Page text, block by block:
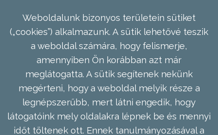
Weboldalunk bizonyos területein sütiket
(„cookies”) alkalmazunk. A sütik lehetővé teszik
a weboldal számára, hogy felismerje,
amennyiben Ön korábban azt már
meglátogatta. A sütik segítenek nekünk
megérteni, hogy a weboldal melyik része a
legnépszerűbb, mert látni engedik, hogy
látogatóink mely oldalakra lépnek be és mennyi
időt töltenek ott. Ennek tanulmányozásával a